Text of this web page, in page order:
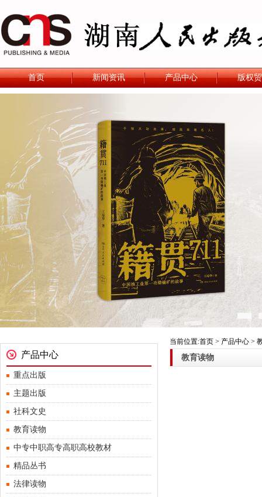
首页 新闻资讯 产品中心 版权
产品中心
重点出版
主题出版
社科文史
教育读物
中专中职高专高职高校教材
精品丛书
法律读物
当前位置:首页 > 产品中心 >
教育读物